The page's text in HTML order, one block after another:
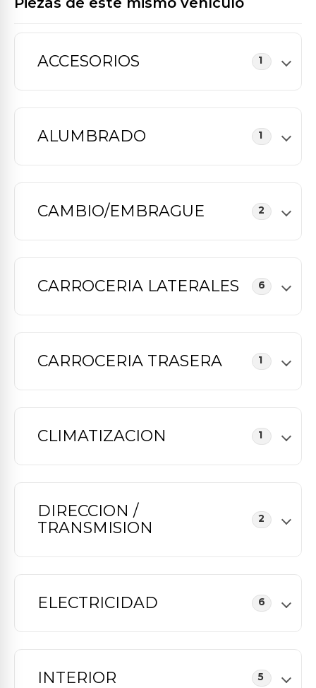
ACCESORIOS 1
ALUMBRADO 1
CAMBIO/EMBRAGUE 2
CARROCERIA LATERALES 6
CARROCERIA TRASERA 1
CLIMATIZACION 1
DIRECCION /
TRANSMISION
2
ELECTRICIDAD 6
INTERIOR 5